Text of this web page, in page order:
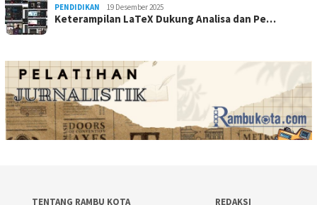
PENDIDIKAN 19 Desember 2025
Keterampilan LaTeX Dukung Analisa dan Pe…
TENTANG RAMBU KOTA REDAKSI